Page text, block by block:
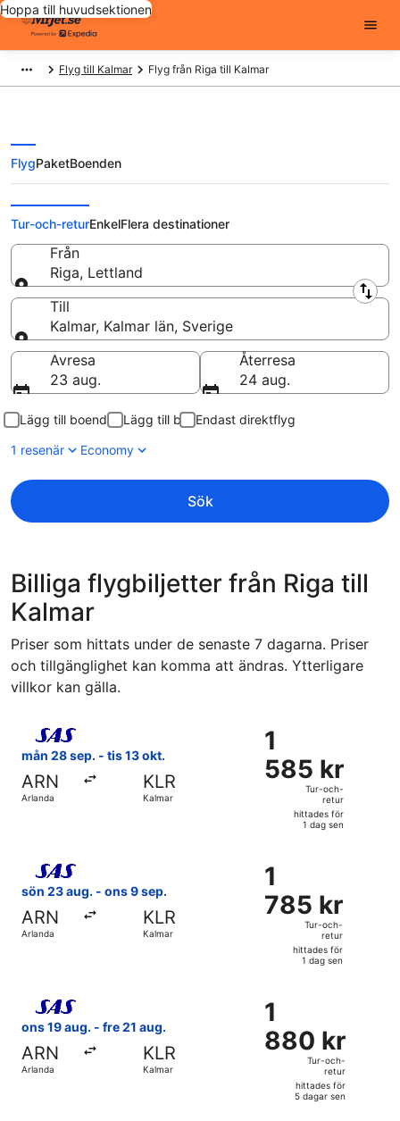
Hoppa till huvudsektionen
Flyg till Kalmar Flyg från Riga till Kalmar
Flyg från Riga till Kalmar från
FlygPaketBoenden
Tur-och-returEnkelFlera destinationer
Från
Riga, Lettland
Från
Till
Kalmar, Kalmar län, Sverige
Till
Avresa
23 aug.
Återresa
24 aug.
Lägg till boende Lägg till bil
Endast direktflyg
1 resenär
Economy
Sök
Billiga flygbiljetter från Riga till
Kalmar
Priser som hittats under de senaste 7 dagarna. Priser
och tillgänglighet kan komma att ändras. Ytterligare
villkor kan gälla.
mån 28 sep. - tis 13 okt.
ARN
Arlanda
KLR
Kalmar
1
585 kr
Tur-
retur,
hittades
dag
sen
1
585 kr
Tur-och-
retur
hittades för
1 dag sen
Välj flyg med Scandinavian Airlines, med avresa mån
sön 23 aug. - ons 9 sep.
ARN
Arlanda
KLR
Kalmar
1
785 kr
Tur-
retur,
hittades
dag
sen
1
785 kr
Tur-och-
retur
hittades för
1 dag sen
Välj flyg med Scandinavian Airlines, med avresa sön
ons 19 aug. - fre 21 aug.
ARN
Arlanda
KLR
Kalmar
1
880 kr
Tur-
retur,
hittades
1
880 kr
Tur-och-
retur
hittades för
5 dagar sen
Välj flyg med Scandinavian Airlines, med avresa ons